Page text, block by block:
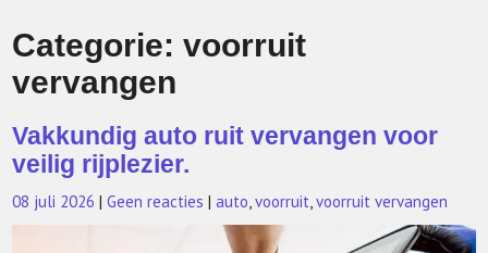
Categorie:voorruit
vervangen
Vakkundig auto ruit vervangen voor
veilig rijplezier.
08 juli 2026 |Geen reacties |auto,voorruit,voorruit vervangen